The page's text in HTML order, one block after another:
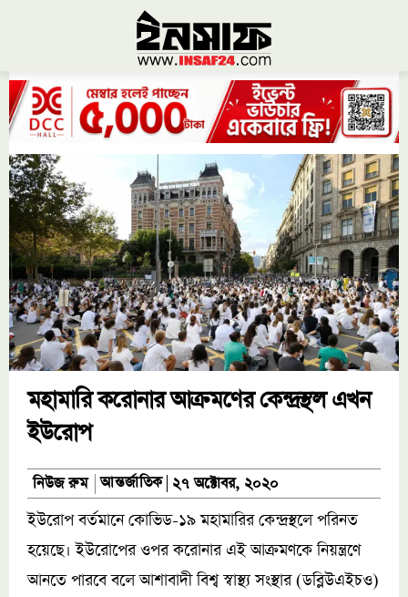
মহামারি করোনার আক্রমণের কেন্দ্রস্থল এখন
ইউরোপ
নিউজ রুম আন্তর্জাতিক ২৭ অক্টোবর, ২০২০
ইউরোপ বর্তমানে কোভিড-১৯ মহামারির কেন্দ্রস্থলে পরিনত
হয়েছে। ইউরোপের ওপর করোনার এই আক্রমণকে নিয়ন্ত্রণে
আনতে পারবে বলে আশাবাদী বিশ্ব স্বাস্থ্য সংস্থার (ডব্লিউএইচও)